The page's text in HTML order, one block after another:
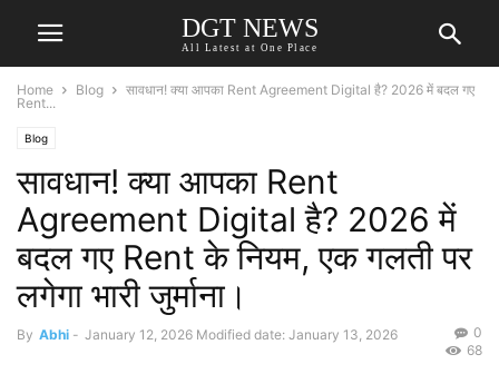
DGT NEWS
All Latest at One Place
Home Blog
सावधान! क्या आपका Rent Agreement Digital है? 2026 में बदल गए
Rent...
Blog
सावधान! क्या आपका Rent
Agreement Digital है? 2026 में
बदल गए Rent के नियम, एक गलती पर
लगेगा भारी जुर्माना।
By Abhi - January 12, 2026 Modified date: January 13, 2026
0
68